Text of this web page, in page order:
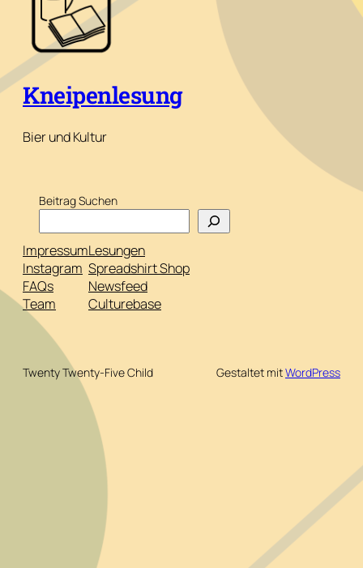
Kneipenlesung
Bier und Kultur
Beitrag Suchen
Impressum
Instagram
FAQs
Team
Lesungen
Spreadshirt Shop
Newsfeed
Culturebase
Twenty Twenty-Five Child Gestaltet mitWordPress